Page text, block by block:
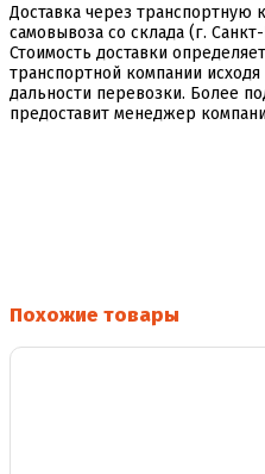
Доставка через транспортную
самовывоза со склада (г.
Стоимость доставки
транспортной компании исходя
дальности перевозки. Более
предоставит менеджер
Похожие товары